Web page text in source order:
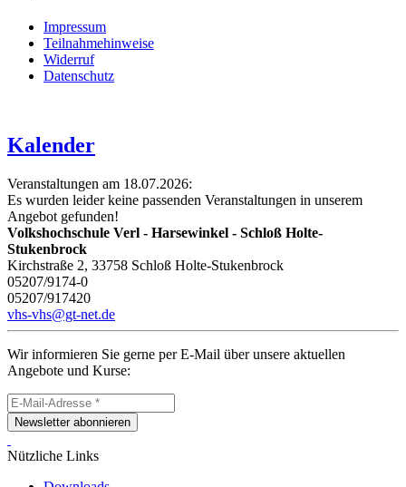
Impressum
Teilnahmehinweise
Widerruf
Datenschutz
Kalender
Veranstaltungen am 18.07.2026:
Es wurden leider keine passenden Veranstaltungen in unserem
Angebot gefunden!
Volkshochschule Verl - Harsewinkel - Schloß Holte-
Stukenbrock
Kirchstraße 2, 33758 Schloß Holte-Stukenbrock
05207/9174-0
05207/917420
vhs-vhs@gt-net.de
Wir informieren Sie gerne per E-Mail über unsere aktuellen
Angebote und Kurse:
Newsletter abonnieren
Nützliche Links